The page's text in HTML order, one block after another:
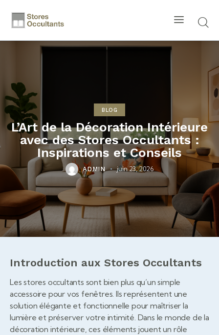
BLOG
L’Art de la Décoration Intérieure
avec des Stores Occultants :
Inspirations et Conseils
ADMIN juin 23, 2026
Introduction aux Stores Occultants
Les stores occultants sont bien plus qu’un simple
accessoire pour vos fenêtres. Ils représentent une
solution élégante et fonctionnelle pour maîtriser la
lumière et préserver votre intimité. Dans le monde de la
décoration intérieure, ces éléments jouent un rôle